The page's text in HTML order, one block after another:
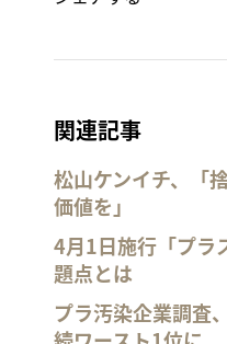
関連記事
松山ケンイチ、「
価値を」
4月1日施行「プラ
題点とは
プラ汚染企業調査